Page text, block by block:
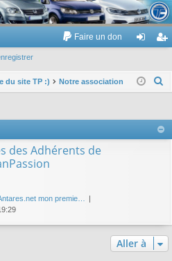
du Volkswagen Touran
Faire un don
ne
on
nr
ist
re
du site TP :) Notre association
des Adhérents de
mon premie…
Aller à